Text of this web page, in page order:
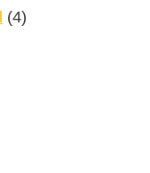
(4)